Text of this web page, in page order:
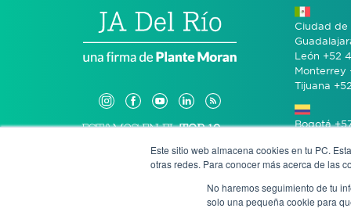
Este sitio web almacena cookies en tu PC.
otras redes. Para conocer más acerca de las
No haremos seguimiento de tu
solo una pequeña cookie para
Ciudad de
León +52
Monterrey
Tijuana
Bogotá
San José